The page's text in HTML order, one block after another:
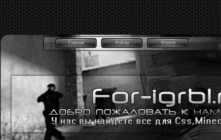
Главная Файлы Форум